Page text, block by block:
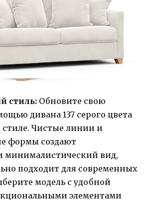
стиль: Обновите свою
дивана 137 серого цвета
Чистые линии и
формы создают
минималистический вид,
подходит для современных
модель с удобной
элементами